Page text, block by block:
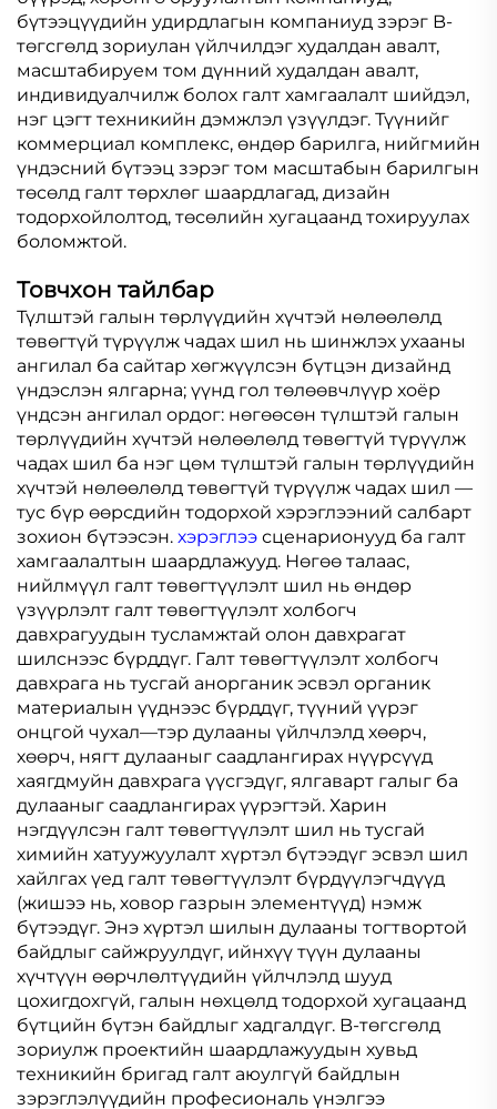
бүтээцүүдийн удирдлагын компаниуд зэрэг B-
төгсгөлд зориулан үйлчилдэг худалдан авалт,
масштабируем том дүнний худалдан авалт,
индивидуалчилж болох галт хамгаалалт шийдэл,
нэг цэгт техникийн дэмжлэл үзүүлдэг. Түүнийг
коммерциал комплекс, өндөр барилга, нийгмийн
үндэсний бүтээц зэрэг том масштабын барилгын
төсөлд галт төрхлөг шаардлагад, дизайн
тодорхойлолтод, төсөлийн хугацаанд тохируулах
боломжтой.
Товчхон тайлбар
Түлштэй галын төрлүүдийн хүчтэй нөлөөлөлд
төвөгтүй түрүүлж чадах шил нь шинжлэх ухааны
ангилал ба сайтар хөгжүүлсэн бүтцэн дизайнд
үндэслэн ялгарна; үүнд гол төлөөвчлүүр хоёр
үндсэн ангилал ордог: нөгөөсөн түлштэй галын
төрлүүдийн хүчтэй нөлөөлөлд төвөгтүй түрүүлж
чадах шил ба нэг цөм түлштэй галын төрлүүдийн
хүчтэй нөлөөлөлд төвөгтүй түрүүлж чадах шил —
тус бүр өөрсдийн тодорхой хэрэглээний салбарт
зохион бүтээсэн. хэрэглээ сценарионууд ба галт
хамгаалалтын шаардлажууд. Нөгөө талаас,
нийлмүүл галт төвөгтүүлэлт шил нь өндөр
үзүүрлэлт галт төвөгтүүлэлт холбогч
давхрагуудын тусламжтай олон давхрагат
шилснээс бүрддүг. Галт төвөгтүүлэлт холбогч
давхрага нь тусгай анорганик эсвэл органик
материалын үүднээс бүрддүг, түүний үүрэг
онцгой чухал—тэр дулааны үйлчлэлд хөөрч,
хөөрч, нягт дулааныг саадлангирах нүүрсүүд
хаягдмуйн давхрага үүсгэдүг, ялгаварт галыг ба
дулааныг саадлангирах үүрэгтэй. Харин
нэгдүүлсэн галт төвөгтүүлэлт шил нь тусгай
химийн хатуужуулалт хүртэл бүтээдүг эсвэл шил
хайлгах үед галт төвөгтүүлэлт бүрдүүлэгчдүүд
(жишээ нь, ховор газрын элементүүд) нэмж
бүтээдүг. Энэ хүртэл шилын дулааны тогтвортой
байдлыг сайжруулдүг, ийнхүү түүн дулааны
хүчтүүн өөрчлөлтүүдийн үйлчлэлд шууд
цохигдохгүй, галын нөхцөлд тодорхой хугацаанд
бүтцийн бүтэн байдлыг хадгалдүг. B-төгсгөлд
зориулж проектийн шаардлажуудын хувьд
техникийн бригад галт аюулгүй байдлын
зэрэглэлүүдийн професиональ үнэлгээ